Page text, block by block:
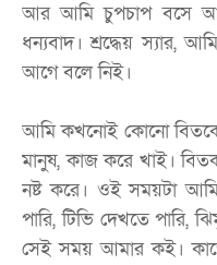
আর আমি চুপচাপ বসে
ধন্যবাদ। শ্রদ্ধেয় স্যার,
আগে বলে নিই।
আমি কখনোই কোনো
মানুষ, কাজ করে খাই।
নষ্ট করে। ওই সময়টা
পারি, টিভি দেখতে পারি,
সেই সময় আমার কই।